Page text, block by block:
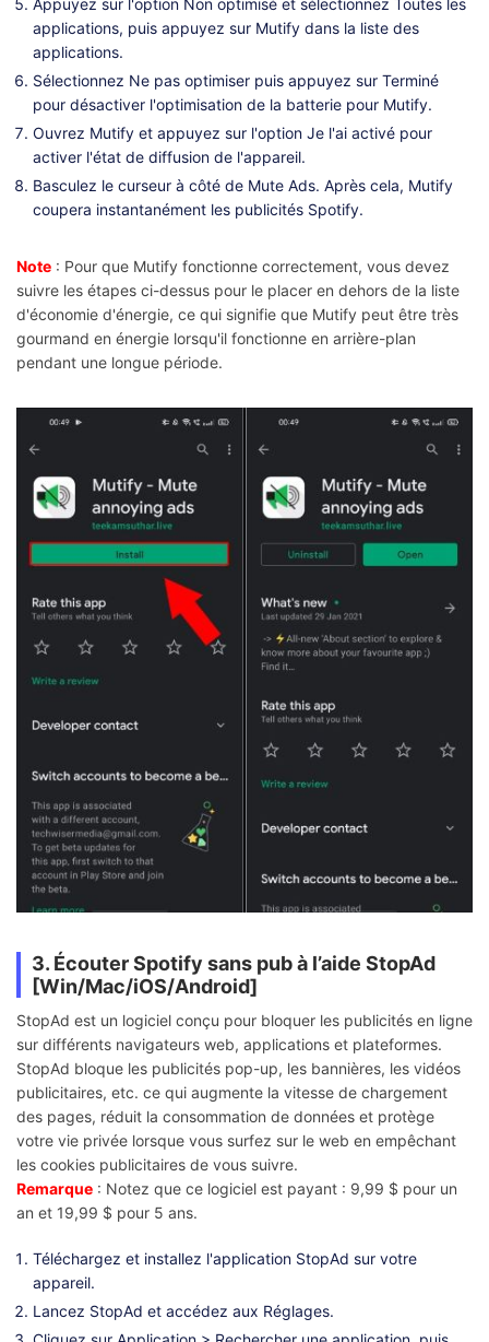
Appuyez sur l'option Non optimisé et sélectionnez Toutes les
applications, puis appuyez sur Mutify dans la liste des
applications.
Sélectionnez Ne pas optimiser puis appuyez sur Terminé
pour désactiver l'optimisation de la batterie pour Mutify.
Ouvrez Mutify et appuyez sur l'option Je l'ai activé pour
activer l'état de diffusion de l'appareil.
Basculez le curseur à côté de Mute Ads. Après cela, Mutify
coupera instantanément les publicités Spotify.
Note : Pour que Mutify fonctionne correctement, vous devez
suivre les étapes ci-dessus pour le placer en dehors de la liste
d'économie d'énergie, ce qui signifie que Mutify peut être très
gourmand en énergie lorsqu'il fonctionne en arrière-plan
pendant une longue période.
3. Écouter Spotify sans pub à l’aide StopAd
[Win/Mac/iOS/Android]
StopAd est un logiciel conçu pour bloquer les publicités en ligne
sur différents navigateurs web, applications et plateformes.
StopAd bloque les publicités pop-up, les bannières, les vidéos
publicitaires, etc. ce qui augmente la vitesse de chargement
des pages, réduit la consommation de données et protège
votre vie privée lorsque vous surfez sur le web en empêchant
les cookies publicitaires de vous suivre.
Remarque : Notez que ce logiciel est payant : 9,99 $ pour un
an et 19,99 $ pour 5 ans.
Téléchargez et installez l'application StopAd sur votre
appareil.
Lancez StopAd et accédez aux Réglages.